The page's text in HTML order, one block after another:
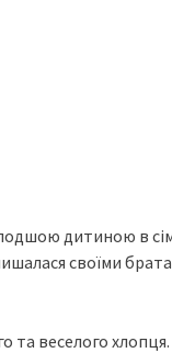
​​дитиною в
своїми
веселого